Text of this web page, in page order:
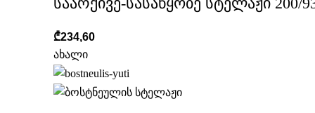
₾234,60
ახალი